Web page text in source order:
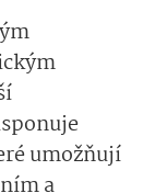
umožňují
a